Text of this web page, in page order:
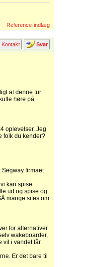
Reference-indlæg
Kontakt Svar
at denne tur
høre på
oplevelser. Jeg
folk du kender?
Segway firmaet
kan spise
ud og spise og
mange sites om
for alternativer.
wakeboarder,
vil i vandet får
Er det bare til